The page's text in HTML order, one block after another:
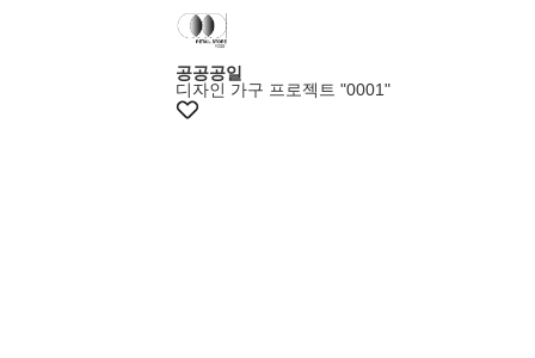
+10%쿠폰
공공공일
디자인 가구 프로젝트 "0001"